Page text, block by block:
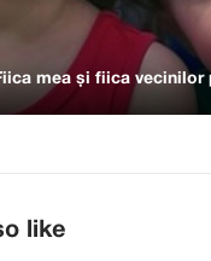
mea și fiica vecinilor
like